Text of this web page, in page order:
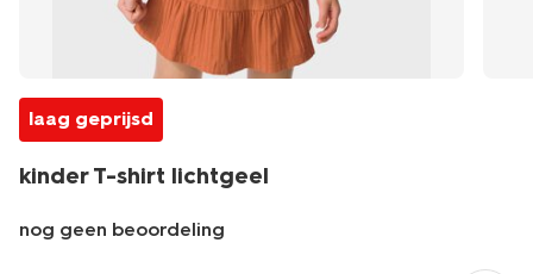
laag geprijsd
kinder T-shirt lichtgeel
nog geen beoordeling